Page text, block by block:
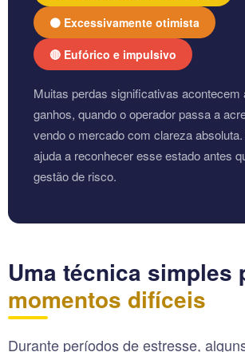
🟠 Excessivamente otimista
🔴 Eufórico e impulsivo
Muitas perdas significativas acontecem
ganhos, quando o operador passa a
vendo o mercado com clareza
ajuda a reconhecer esse estado antes
gestão de risco.
Uma técnica simples
momentos difíceis
Durante períodos de estresse,